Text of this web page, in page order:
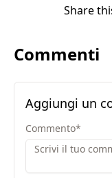
Share
Commenti
Aggiungi un
Commento*